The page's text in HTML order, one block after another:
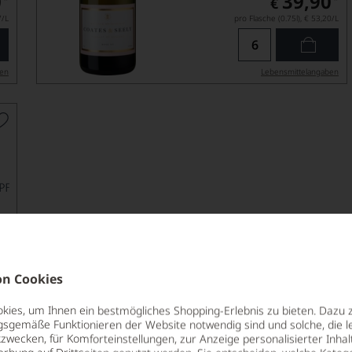
Cookies
um Ihnen ein bestmögliches Shopping-Erlebnis zu bieten. Dazu
Funktionieren der Website notwendig sind und solche, die
für Komforteinstellungen, zur Anzeige personalisierter
/L pro Flasche (0.75l), € 53,20/L
Lebensmittel­angaben
*
/L